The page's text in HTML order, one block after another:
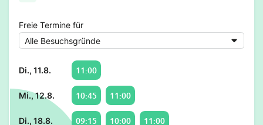
Freie Termine für
Di., 11.8. 11:00
Mi., 12.8. 10:45 11:00
Di., 18.8. 09:15 10:00 11:00